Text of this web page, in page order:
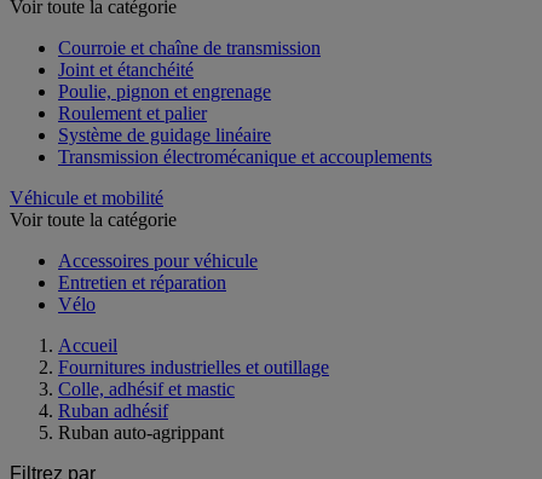
Voir toute la catégorie
Courroie et chaîne de transmission
Joint et étanchéité
Poulie, pignon et engrenage
Roulement et palier
Système de guidage linéaire
Transmission électromécanique et accouplements
Véhicule et mobilité
Voir toute la catégorie
Accessoires pour véhicule
Entretien et réparation
Vélo
Accueil
Fournitures industrielles et outillage
Colle, adhésif et mastic
Ruban adhésif
Ruban auto-agrippant
Filtrez par